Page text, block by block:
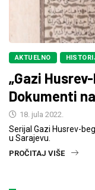
AKTUELNO
„Gazi
Dokumenti
18. jula 2022.
Serijal Gazi Husrev-
u Sarajevu.
PROČITAJ VIŠE